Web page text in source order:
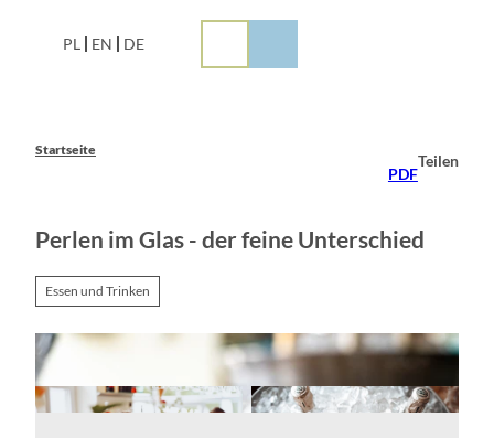
PL EN DE
Startseite
PDF
Teilen
Perlen im Glas - der feine Unterschied
Essen und Trinken